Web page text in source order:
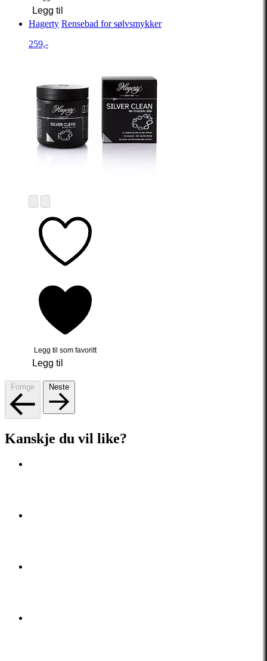
Legg til
Hagerty Rensebad for sølvsmykker
259,-
Legg til som favoritt
Legg til
Forrige Neste
Kanskje du vil like?